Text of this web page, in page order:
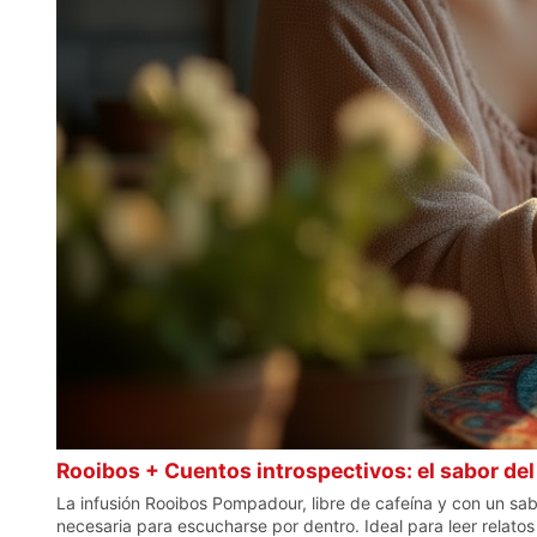
Rooibos + Cuentos introspectivos: el sabor
La infusión Rooibos Pompadour, libre de cafeína y con un
necesaria para escucharse por dentro. Ideal para leer